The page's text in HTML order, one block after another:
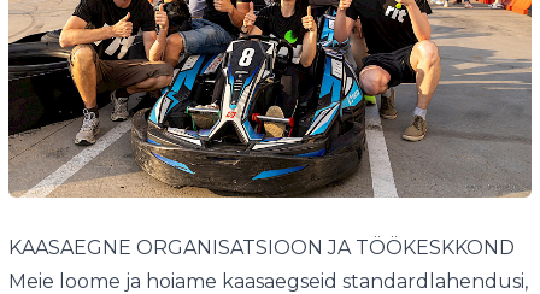
KAASAEGNE ORGANISATSIOON JA TÖÖKESKKOND
Meie loome ja hoiame kaasaegseid standardlahendusi,